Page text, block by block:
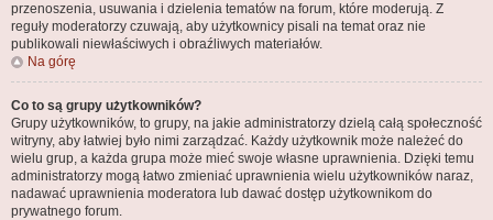
przenoszenia, usuwania i dzielenia tematów na forum, które moderują. Z
reguły moderatorzy czuwają, aby użytkownicy pisali na temat oraz nie
publikowali niewłaściwych i obraźliwych materiałów.
Na górę
Co to są grupy użytkowników?
Grupy użytkowników, to grupy, na jakie administratorzy dzielą całą społeczność
witryny, aby łatwiej było nimi zarządzać. Każdy użytkownik może należeć do
wielu grup, a każda grupa może mieć swoje własne uprawnienia. Dzięki temu
administratorzy mogą łatwo zmieniać uprawnienia wielu użytkowników naraz,
nadawać uprawnienia moderatora lub dawać dostęp użytkownikom do
prywatnego forum.